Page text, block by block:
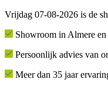
Vrijdag 07-08-2026 is de
Showroom in Almere en
Persoonlijk advies van
Meer dan 35 jaar